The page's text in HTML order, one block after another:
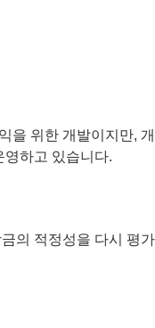
을 위한 개발이지만,
영하고 있습니다.
의 적정성을 다시 평